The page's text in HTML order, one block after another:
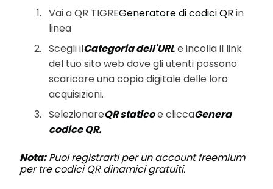
Vai a QR TIGREGeneratore di codici QR in
linea
Scegli ilCategoria dell'URLe incolla il link
del tuo sito web dove gli utenti possono
scaricare una copia digitale delle loro
acquisizioni.
SelezionareQR staticoe cliccaGenera
codice QR.
Nota: Puoi registrarti per un account freemium
per tre codici QR dinamici gratuiti.